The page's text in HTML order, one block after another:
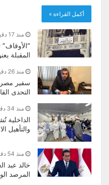
أكمل القراءة »
منذ 17 دقيقة
المقبلة
منذ 26 دقيقة
سفير مصر
التحدى
منذ 34 دقيقة
الداخلية
والتأهيل
منذ 54 دقيقة
خالد عبد
المرصد